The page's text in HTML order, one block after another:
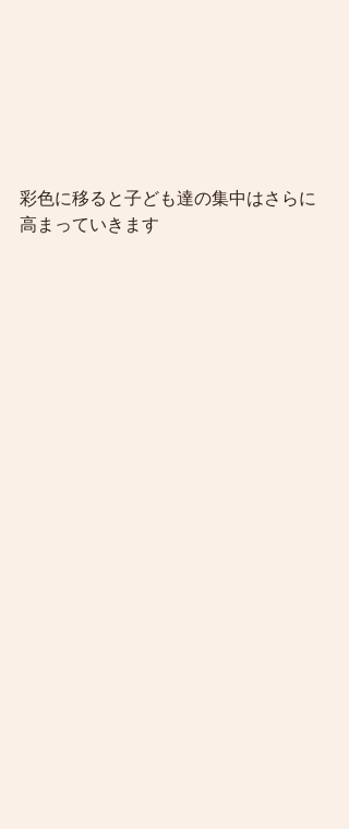
彩色に移ると子ども達の集中はさらに
高まっていきます